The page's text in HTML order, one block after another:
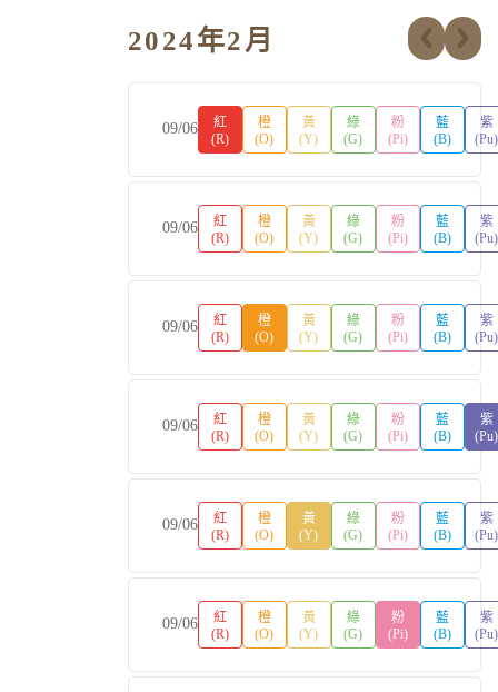
2024年2月
09/06
紅
(R)
橙
(O)
黃
(Y)
綠
(G)
粉
(Pi)
藍
(B)
紫
(Pu)
09/06
紅
(R)
橙
(O)
黃
(Y)
綠
(G)
粉
(Pi)
藍
(B)
紫
(Pu)
09/06
紅
(R)
橙
(O)
黃
(Y)
綠
(G)
粉
(Pi)
藍
(B)
紫
(Pu)
09/06
紅
(R)
橙
(O)
黃
(Y)
綠
(G)
粉
(Pi)
藍
(B)
紫
(Pu)
09/06
紅
(R)
橙
(O)
黃
(Y)
綠
(G)
粉
(Pi)
藍
(B)
紫
(Pu)
09/06
紅
(R)
橙
(O)
黃
(Y)
綠
(G)
粉
(Pi)
藍
(B)
紫
(Pu)